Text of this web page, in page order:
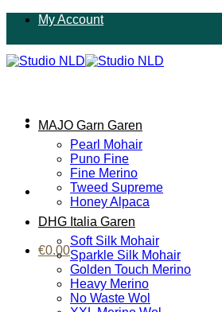
inhoud
My Account
€0.00
MAJO Garn Garen
Pearl Mohair
Puno Fine
Fine Merino
Tweed Supreme
Honey Alpaca
DHG Italia Garen
Soft Silk Mohair
Sparkle Silk Mohair
Golden Touch Merino
Heavy Merino
No Waste Wol